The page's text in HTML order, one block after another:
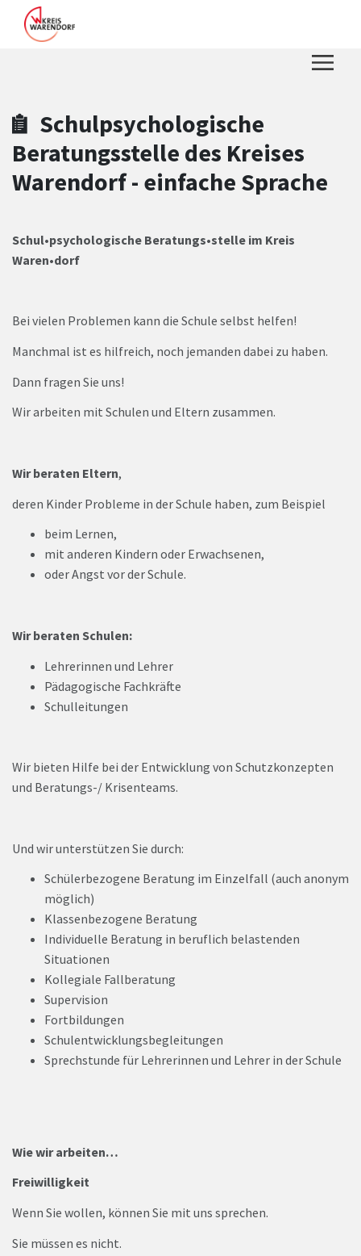
Zum Header
Zum Hauptinhalt
Zum Footer
Zum Hauptinhalt springen
Schulpsychologische
Beratungsstelle des Kreises
Warendorf - einfache Sprache
Schul•psychologische Beratungs•stelle im Kreis
Waren•dorf
Bei vielen Problemen kann die Schule selbst helfen!
Manchmal ist es hilfreich, noch jemanden dabei zu haben.
Dann fragen Sie uns!
Wir arbeiten mit Schulen und Eltern zusammen.
Wir beraten Eltern,
deren Kinder Probleme in der Schule haben, zum Beispiel
beim Lernen,
mit anderen Kindern oder Erwachsenen,
oder Angst vor der Schule.
Wir beraten Schulen:
Lehrerinnen und Lehrer
Pädagogische Fachkräfte
Schulleitungen
Wir bieten Hilfe bei der Entwicklung von Schutzkonzepten
und Beratungs-/ Krisenteams.
Und wir unterstützen Sie durch:
Schülerbezogene Beratung im Einzelfall (auch anonym
möglich)
Klassenbezogene Beratung
Individuelle Beratung in beruflich belastenden
Situationen
Kollegiale Fallberatung
Supervision
Fortbildungen
Schulentwicklungsbegleitungen
Sprechstunde für Lehrerinnen und Lehrer in der Schule
Wie wir arbeiten…
Freiwilligkeit
Wenn Sie wollen, können Sie mit uns sprechen.
Sie müssen es nicht.